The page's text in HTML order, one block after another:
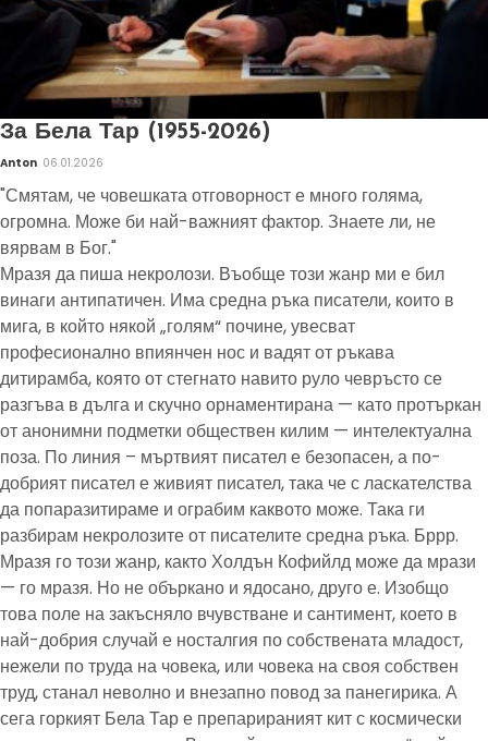
За Бела Тар (1955-2026)
Anton 06.01.2026
"Смятам, че човешката отговорност е много голяма,
огромна. Може би най-важният фактор. Знаете ли, не
вярвам в Бог."
Мразя да пиша некролози. Въобще този жанр ми е бил
винаги антипатичен. Има средна ръка писатели, които в
мига, в който някой „голям“ почине, увесват
професионално впиянчен нос и вадят от ръкава
дитирамба, която от стегнато навито руло чевръсто се
разгъва в дълга и скучно орнаментирана — като протъркан
от анонимни подметки обществен килим — интелектуална
поза. По линия – мъртвият писател е безопасен, а по-
добрият писател е живият писател, така че с ласкателства
да попаразитираме и ограбим каквото може. Така ги
разбирам некролозите от писателите средна ръка. Бррр.
Мразя го този жанр, както Холдън Кофийлд може да мрази
— го мразя. Но не объркано и ядосано, друго е. Изобщо
това поле на закъсняло вчувстване и сантимент, което в
най-добрия случай е носталгия по собствената младост,
нежели по труда на човека, или човека на своя собствен
труд, станал неволно и внезапно повод за панегирика. А
сега горкият Бела Тар е препарираният кит с космически